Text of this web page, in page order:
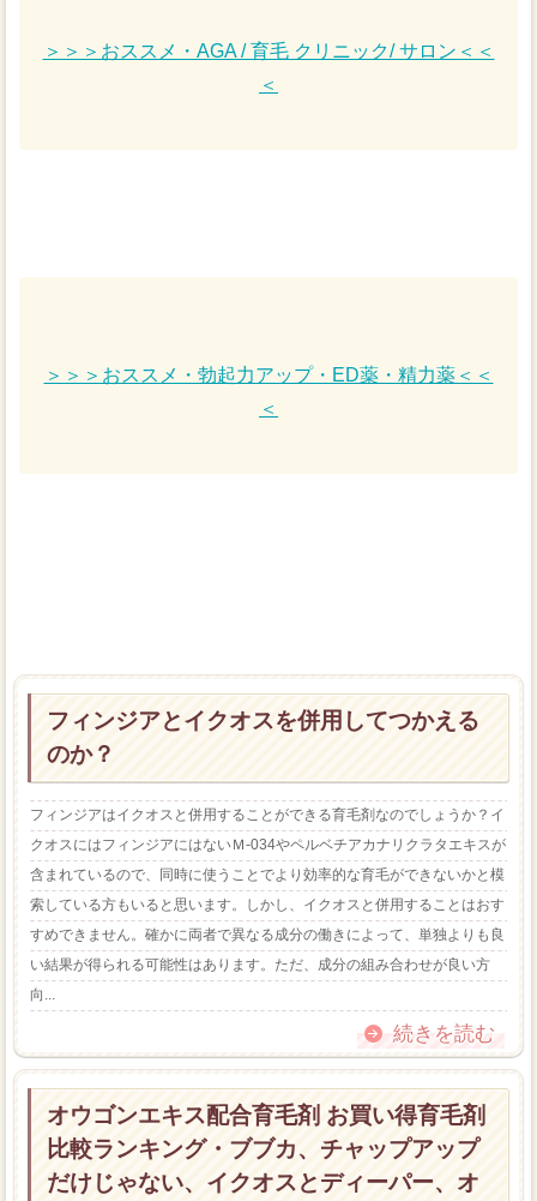
＞＞＞おススメ・AGA / 育毛 クリニック/ サロン＜＜
＜
＞＞＞おススメ・勃起力アップ・ED薬・精力薬＜＜
＜
フィンジアとイクオスを併用してつかえる
のか？
フィンジアはイクオスと併用することができる育毛剤なのでしょうか？イ
クオスにはフィンジアにはないＭ-034やペルベチアカナリクラタエキスが
含まれているので、同時に使うことでより効率的な育毛ができないかと模
索している方もいると思います。しかし、イクオスと併用することはおす
すめできません。確かに両者で異なる成分の働きによって、単独よりも良
い結果が得られる可能性はあります。ただ、成分の組み合わせが良い方
向...
続きを読む
オウゴンエキス配合育毛剤 お買い得育毛剤
比較ランキング・ブブカ、チャップアップ
だけじゃない、イクオスとディーパー、オ